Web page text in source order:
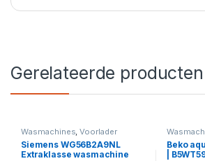
Gerelateerde producten
Wasmachines,Voorlader
Siemens WG56B2A9NL
Extraklasse wasmachine
Beko
|